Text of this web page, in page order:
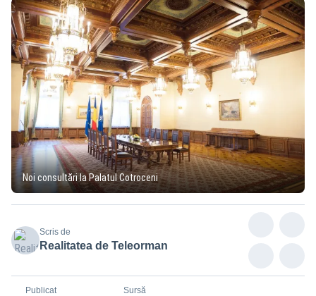
Noi consultări la Palatul Cotroceni
Scris de
Realitatea de Teleorman
Publicat Sursă